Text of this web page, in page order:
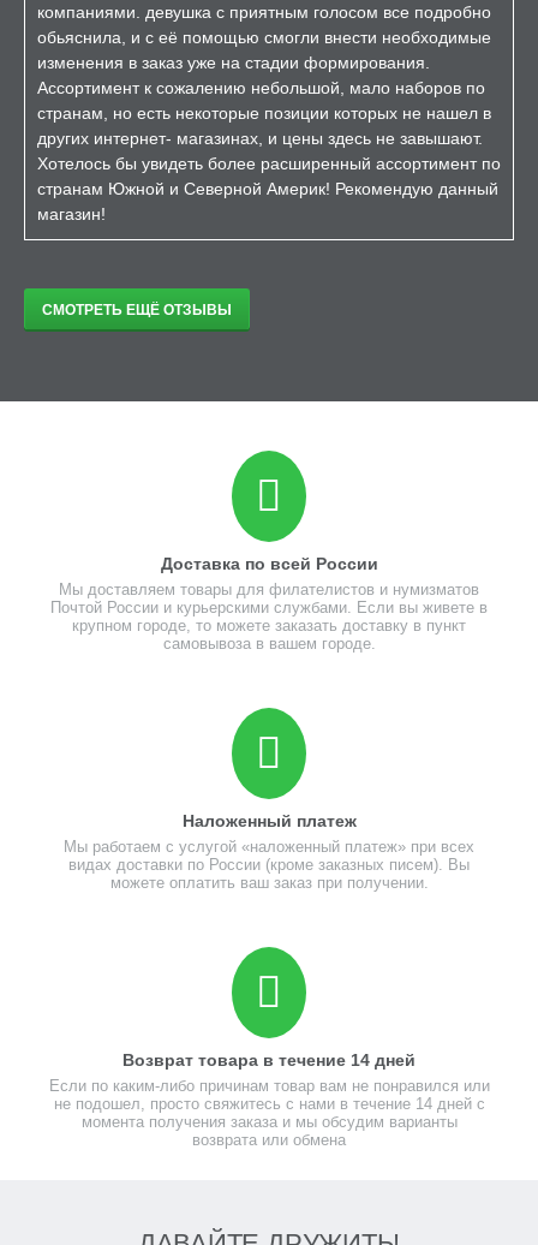
компаниями. девушка с приятным голосом все подробно
обьяснила, и с её помощью смогли внести необходимые
изменения в заказ уже на стадии формирования.
Ассортимент к сожалению небольшой, мало наборов по
странам, но есть некоторые позиции которых не нашел в
других интернет- магазинах, и цены здесь не завышают.
Хотелось бы увидеть более расширенный ассортимент по
странам Южной и Северной Америк! Рекомендую данный
магазин!
СМОТРЕТЬ ЕЩЁ ОТЗЫВЫ
Доставка по всей России
Мы доставляем товары для филателистов и нумизматов
Почтой России и курьерскими службами. Если вы живете в
крупном городе, то можете заказать доставку в пункт
самовывоза в вашем городе.
Наложенный платеж
Мы работаем с услугой «наложенный платеж» при всех
видах доставки по России (кроме заказных писем). Вы
можете оплатить ваш заказ при получении.
Возврат товара в течение 14 дней
Если по каким-либо причинам товар вам не понравился или
не подошел, просто свяжитесь с нами в течение 14 дней с
момента получения заказа и мы обсудим варианты
возврата или обмена